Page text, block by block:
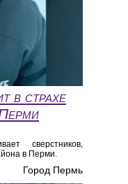
в страхе
сверстников,
в Перми.
Город Пермь